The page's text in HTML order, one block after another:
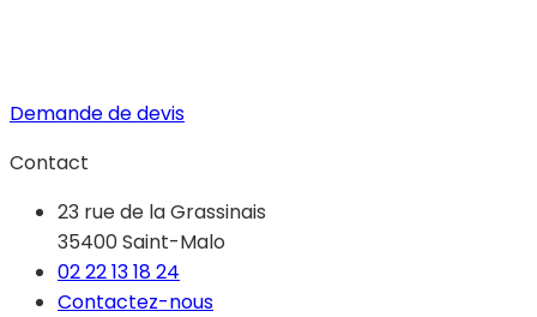
Demande de devis
Contact
23 rue de la Grassinais
35400 Saint-Malo
02 22 13 18 24
Contactez-nous